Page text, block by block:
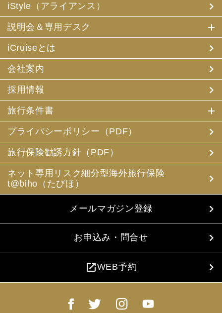
iStyle（アライアンス）
説明会＆専用デスク
iCruiseとは
会社案内
採用情報
旅行条件書
プライバシーポリシー（PDF）
旅行保険勧誘方針（PDF）
ネット専用リスク細分型海外旅行保険
t@biho（たびほ）
メールマガジン登録
お申込み・問合せ
open_in_newWEB予約